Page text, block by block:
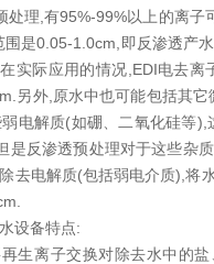
处理,有95%-99%以上的离子
围是0.05-1.0cm,即反渗透产
实际应用的情况,EDI电去离
另外,原水中也可能包括其
电解质(如硼、二氧化硅等),
是反渗透预处理对于这些杂
去电解质(包括弱电介质),将
设备特点:
离子交换对除去水中的盐